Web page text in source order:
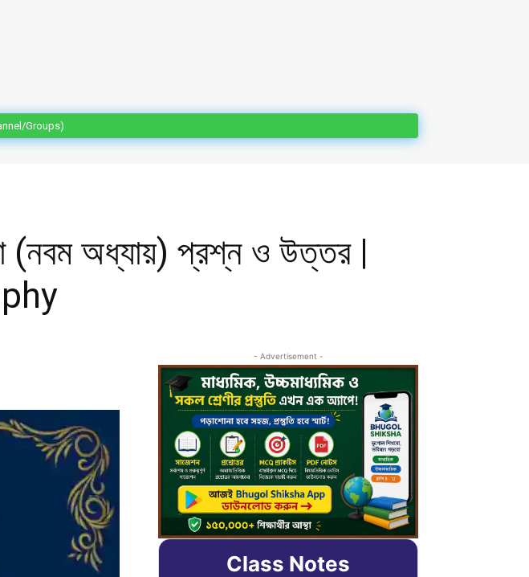
Groups)
(নবম অধ্যায়) প্রশ্ন ও উত্তর |
- Advertisement -
Class Notes